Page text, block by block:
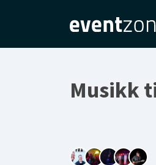
Musikk